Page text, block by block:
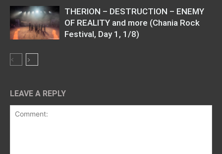
THERION – DESTRUCTION – ENEMY
OF REALITY and more (Chania Rock
Festival, Day 1, 1/8)
LEAVE A REPLY